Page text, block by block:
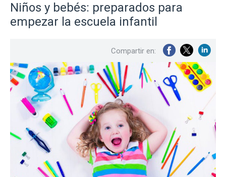
Niños y bebés: preparados para
empezar la escuela infantil
Compartir en: